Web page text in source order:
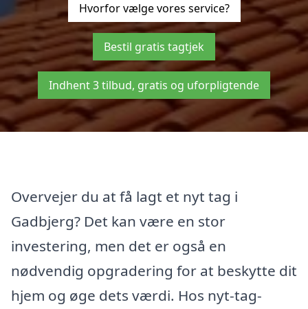
Hvorfor vælge vores service?
Bestil gratis tagtjek
Indhent 3 tilbud, gratis og uforpligtende
Overvejer du at få lagt et nyt tag i
Gadbjerg? Det kan være en stor
investering, men det er også en
nødvendig opgradering for at beskytte dit
hjem og øge dets værdi. Hos nyt-tag-